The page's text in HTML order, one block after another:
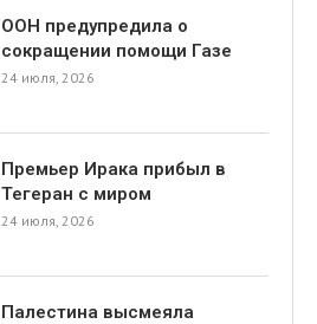
ООН предупредила о
сокращении помощи Газе
24 июля, 2026
Премьер Ирака прибыл в
Тегеран с миром
24 июля, 2026
Палестина высмеяла